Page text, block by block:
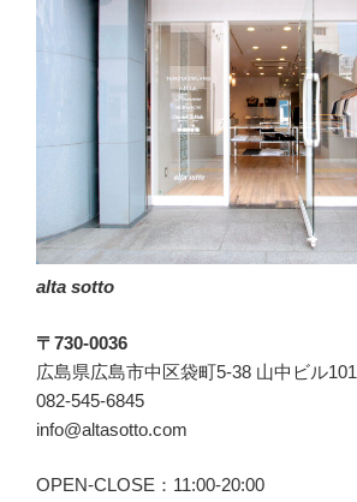
と
が”鬼
な
っ
ま
す。”
の
alta sotto
〒730-0036
広島県広島市中区袋町5-38 山中ビル101
082-545-6845
info@altasotto.com
OPEN-CLOSE：11:00-20:00